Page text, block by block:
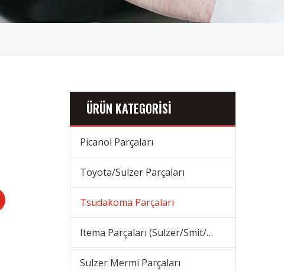
ÜRÜN KATEGORİSİ
Picanol Parçaları
Toyota/Sulzer Parçaları
Tsudakoma Parçaları
Itema Parçaları (Sulzer/Smit/Vamatex) Parçaları
Sulzer Mermi Parçaları